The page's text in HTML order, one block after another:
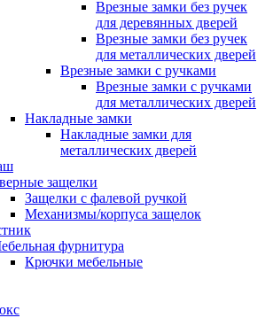
Врезные замки без ручек
для деревянных дверей
Врезные замки без ручек
для металлических дверей
Врезные замки с ручками
Врезные замки с ручками
для металлических дверей
Накладные замки
Накладные замки для
металлических дверей
защелки
Защелки с фалевой ручкой
Механизмы/корпуса защелок
фурнитура
Крючки мебельные